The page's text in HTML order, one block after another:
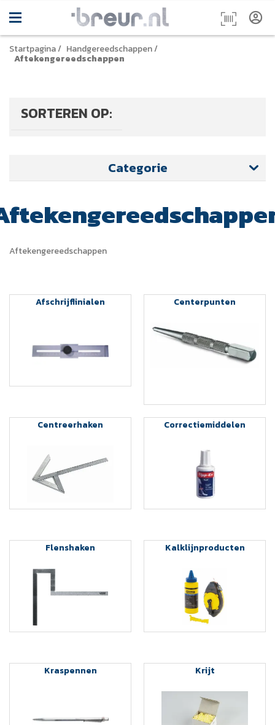
Startpagina/ Handgereedschappen/
Aftekengereedschappen
SORTEREN OP:
Categorie
Aftekengereedschappen
Afschrijflinialen Centerpunten
Centreerhaken Correctiemiddelen
Flenshaken Kalklijnproducten
Kraspennen Krijt